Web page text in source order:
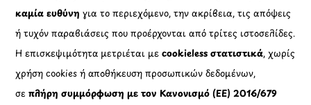
καμία ευθύνη για το περιεχόμενο, την ακρίβεια, τις απόψεις
ή τυχόν παραβιάσεις που προέρχονται από τρίτες ιστοσελίδες.
Η επισκεψιμότητα μετριέται μεcookieless στατιστικά, χωρίς
χρήση cookies ή αποθήκευση προσωπικών δεδομένων,
σεπλήρη συμμόρφωση με τον Κανονισμό (ΕΕ) 2016/679